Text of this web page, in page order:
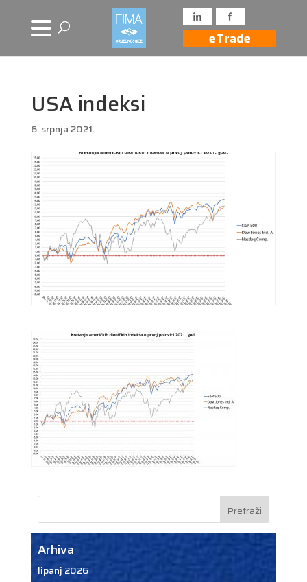
eTrade
USA indeksi
6. srpnja 2021.
Arhiva
lipanj 2026